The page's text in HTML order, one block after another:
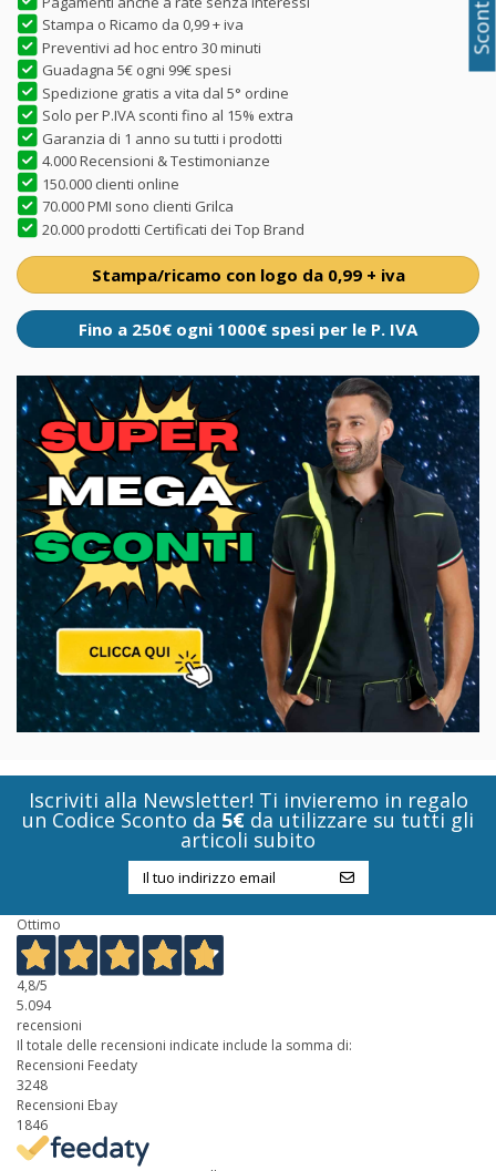
Stampa o Ricamo da 0,99 + iva
Preventivi ad hoc entro 30 minuti
Guadagna 5€ ogni 99€ spesi
Spedizione gratis a vita dal 5° ordine
Solo per P.IVA sconti fino al 15% extra
Garanzia di 1 anno su tutti i prodotti
4.000 Recensioni & Testimonianze
150.000 clienti online
70.000 PMI sono clienti Grilca
20.000 prodotti Certificati dei Top Brand
Stampa/ricamo con logo da 0,99 + iva
Fino a 250€ ogni 1000€ spesi per le P. IVA
Iscriviti alla Newsletter! Ti invieremo in regalo
un Codice Sconto da 5€ da utilizzare su tutti gli
articoli subito
Ottimo
4,8/5
5.094
recensioni
Il totale delle recensioni indicate include la somma di:
Recensioni Feedaty
3248
Recensioni Ebay
1846